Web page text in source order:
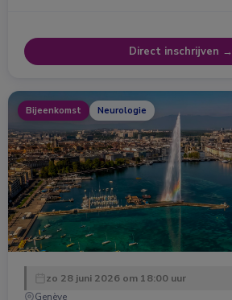
Direct inschrijven →
Bijeenkomst Neurologie
zo 28 juni 2026 om 18:00 uur
Genève